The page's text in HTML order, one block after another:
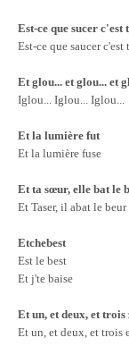
Est-ce que sucer
Est-ce que saucer
Et glou... et glou... et
Iglou... Iglou... Iglou...
Et la lumière fut
Et la lumière fuse
Et ta sœur, elle bat le
Et Taser, il abat le beur
Etchebest
Est le best
Et j'te baise
Et un, et deux, et trois
Et un, et deux, et trois